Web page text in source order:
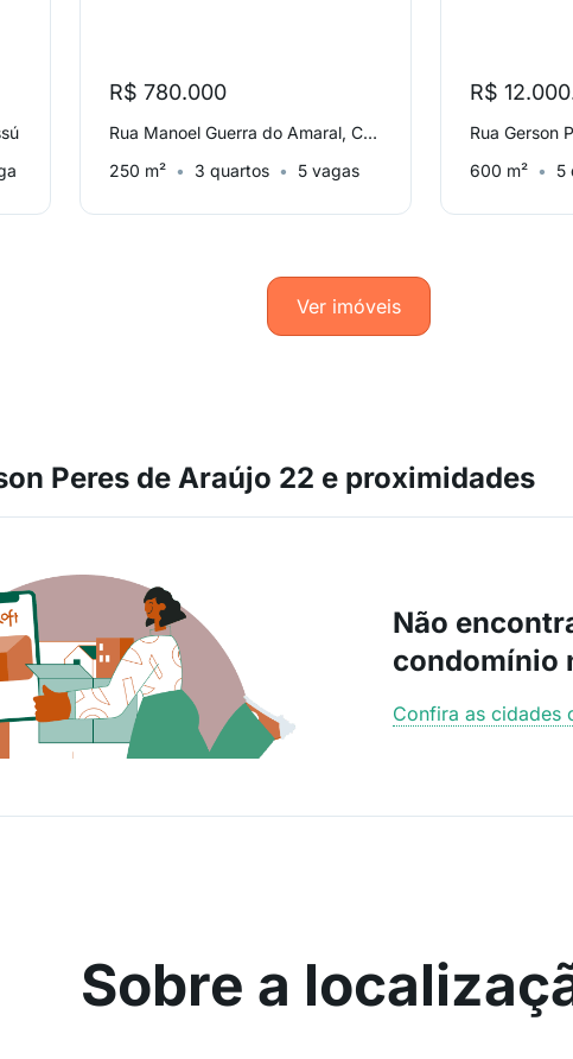
R$ 780.000
Rua Manoel Guerra do Amaral, Cocaia
250 m²
3 quartos 5 vagas
R$
600 m²
5
Ver imóveis
Peres de Araújo 22 e proximidades
Não
condomínio
Confira as cidades
Sobre a